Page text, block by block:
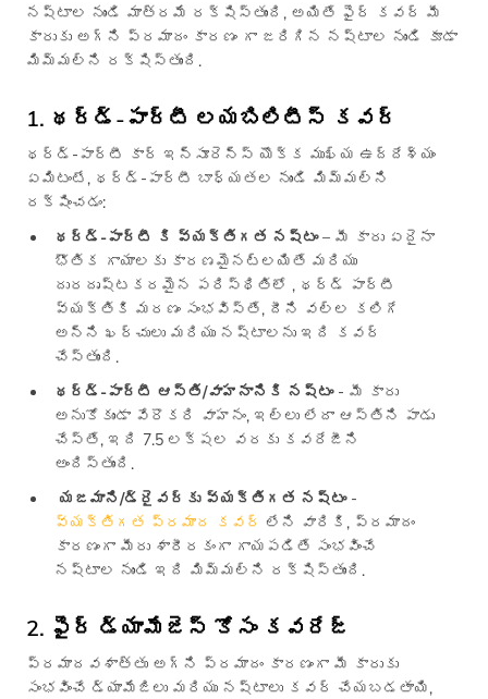
నష్టాల నుండి మాత్రమే రక్షిస్తుంది, అయితే ఫైర్ కవర్ మీ
కారుకు అగ్ని ప్రమాదం కారణం గా జరిగిన నష్టాల నుండి కూడా
మిమ్మల్ని రక్షిస్తుంది.
1. థర్డ్-పార్టీ లయబిలిటీస్ కవర్
థర్డ్-పార్టీ కార్ ఇన్సూరెన్స్ యొక్క ముఖ్య ఉద్దేశ్యం
ఏమిటంటే, థర్డ్-పార్టీ బాధ్యతల నుండి మిమ్మల్ని
రక్షించడం:
థర్డ్-పార్టీ కి వ్యక్తిగత నష్టం– మీ కారు ఏదైనా
భౌతిక గాయాలకు కారణమైనట్లయితే మరియు
దురదృష్టకరమైన పరిస్థితిలో , థర్డ్ పార్టీ
వ్యక్తికి మరణం సంభవిస్తే, దీని వల్ల కలిగే
అన్ని ఖర్చులు మరియు నష్టాలను ఇది కవర్
చేస్తుంది.
థర్డ్-పార్టీ ఆస్తి/వాహనానికి నష్టం - మీ కారు
అనుకోకుండా వేరొకరి వాహనం, ఇల్లు లేదా ఆస్తిని పాడు
చేస్తే, ఇది 7.5 లక్షల వరకు కవరేజీని
అందిస్తుంది.
యజమాని/డ్రైవర్‌కు వ్యక్తిగత నష్టం -
వ్యక్తిగత ప్రమాద కవర్ లేని వారికి, ప్రమాదం
కారణంగా మీరు శారీరకంగా గాయపడితే సంభవించే
నష్టాల నుండి ఇది మిమ్మల్ని రక్షిస్తుంది.
2. ఫైర్ డ్యామేజెస్ కోసం కవరేజ్
ప్రమాదవశాత్తు అగ్ని ప్రమాదం కారణంగా మీ కారుకు
సంభవించే డ్యామేజిలు మరియు నష్టాలు కవర్ చేయబడతాయి,